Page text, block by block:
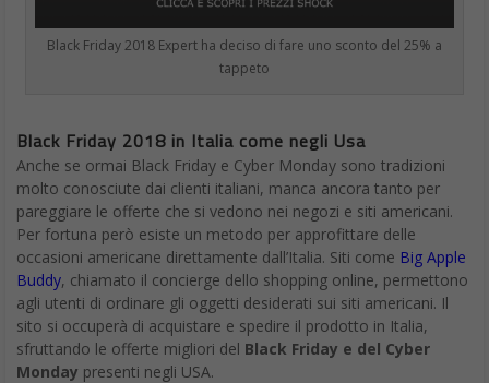
Black Friday 2018 Expert ha deciso di fare uno sconto del 25% a
tappeto
Black Friday 2018 in Italia come negli Usa
Anche se ormai Black Friday e Cyber Monday sono tradizioni
molto conosciute dai clienti italiani, manca ancora tanto per
pareggiare le offerte che si vedono nei negozi e siti americani.
Per fortuna però esiste un metodo per approfittare delle
occasioni americane direttamente dall’Italia. Siti come Big Apple
Buddy, chiamato il concierge dello shopping online, permettono
agli utenti di ordinare gli oggetti desiderati sui siti americani. Il
sito si occuperà di acquistare e spedire il prodotto in Italia,
sfruttando le offerte migliori del Black Friday e del Cyber
Monday presenti negli USA.